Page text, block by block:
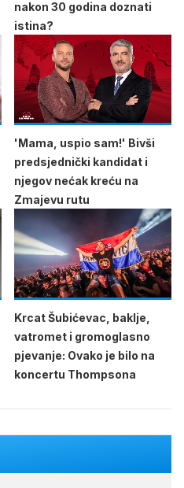
nakon 30 godina doznati
istina?
'Mama, uspio sam!' Bivši
predsjednički kandidat i
njegov nećak kreću na
Zmajevu rutu
Krcat Šubićevac, baklje,
vatromet i gromoglasno
pjevanje: Ovako je bilo na
koncertu Thompsona